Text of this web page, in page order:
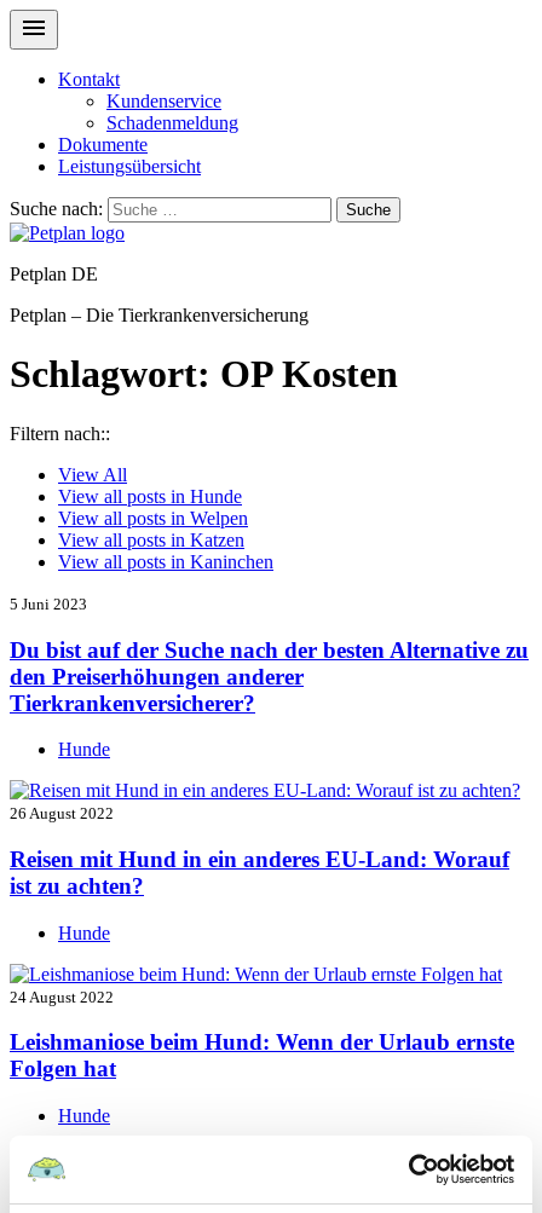
Kontakt
Kundenservice
Schadenmeldung
Dokumente
Leistungsübersicht
Suche nach: Suche
Petplan DE
Petplan – Die Tierkrankenversicherung
Schlagwort: OP Kosten
Filtern nach::
View All
View all posts in Hunde
View all posts in Welpen
View all posts in Katzen
View all posts in Kaninchen
5 Juni 2023
Du bist auf der Suche nach der besten Alternative zu
den Preiserhöhungen anderer
Tierkrankenversicherer?
Hunde
26 August 2022
Reisen mit Hund in ein anderes EU-Land: Worauf
ist zu achten?
Hunde
24 August 2022
Leishmaniose beim Hund: Wenn der Urlaub ernste
Folgen hat
Hunde
22 August 2022